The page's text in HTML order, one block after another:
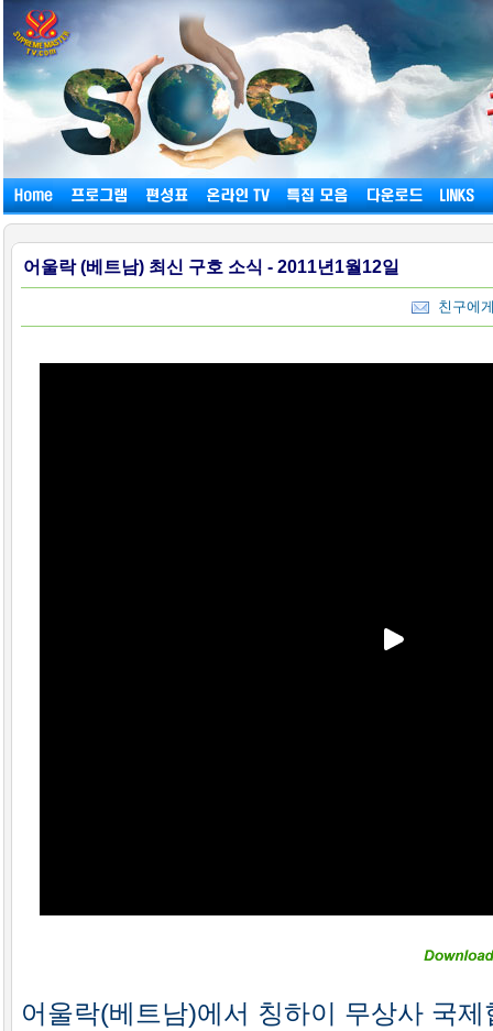
어울락 (베트남) 최신 구호 소식 - 2011년1월12일
친구에
어울락(베트남)에서 칭하이 무상사 국